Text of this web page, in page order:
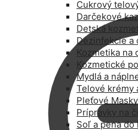
Cukrový
Darčekové
Detská
Dezinfekcie a
Kozmetika na
Kozmetické
Mydlá a
Telové krémy
Pleťové Masky
Prípravky na
Soľ a pena do